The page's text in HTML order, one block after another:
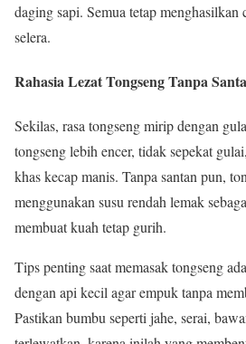
daging sapi. Semua tetap menghasilkan
selera.
Rahasia Lezat Tongseng Tanpa
Sekilas, rasa tongseng mirip dengan
tongseng lebih encer, tidak sepekat
khas kecap manis. Tanpa santan pun,
menggunakan susu rendah lemak
membuat kuah tetap gurih.
Tips penting saat memasak tongseng
dengan api kecil agar empuk tanpa
Pastikan bumbu seperti jahe, serai,